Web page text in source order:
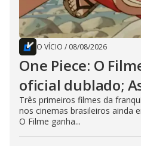
O VÍCIO / 08/08/2026
One Piece: O
oficial dublado;
Três primeiros filmes da
nos cinemas brasileiros ainda
O Filme ganha...